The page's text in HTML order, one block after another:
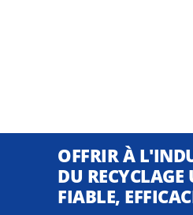
OFFRIR À
DU
FIABLE,